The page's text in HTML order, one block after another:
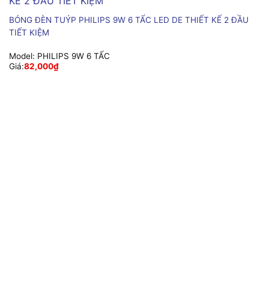
BÓNG ĐÈN TUÝP PHILIPS 9W 6 TẤC LED DE THIẾT KẾ 2 ĐẦU
TIẾT KIỆM
Model: PHILIPS 9W 6 TẤC
Giá:82,000₫